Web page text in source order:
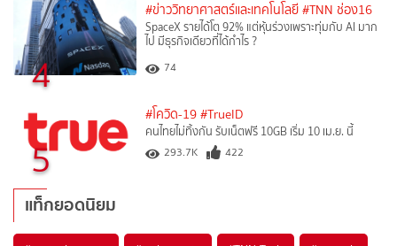
4
#ข่าววิทยาศาสตร์และเทคโนโลยี #TNN ช่อง16
SpaceX รายได้โต 92% แต่หุ้นร่วงเพราะทุ่มกับ AI มาก
ไป มีธุรกิจเดียวที่ได้กำไร ?
74
5
#โควิด-19 #TrueID
คนไทยไม่ทิ้งกัน รับเน็ตฟรี 10GB เริ่ม 10 เม.ย. นี้
293.7K 422
แท็กยอดนิยม